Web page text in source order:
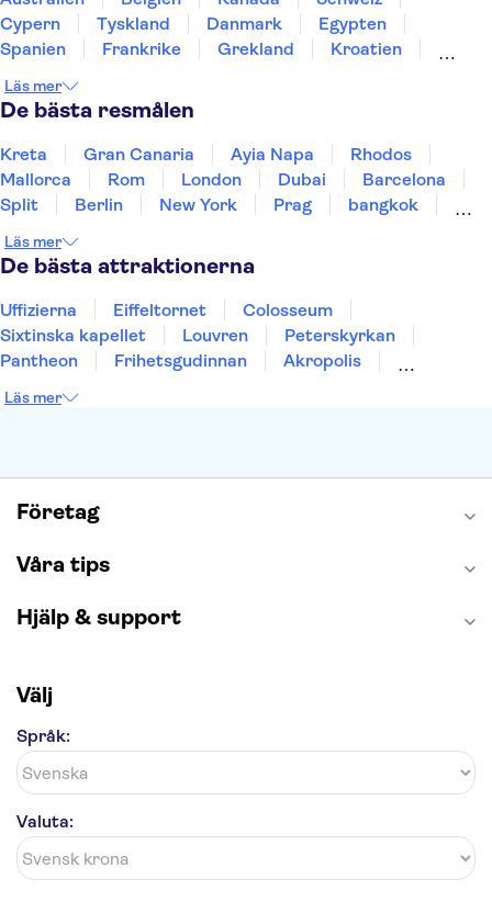
TUI Palma Marathon Mallorca 2026
Puerto Colon
Cypern
Tyskland Danmark
Egypten
Spanien
Frankrike Grekland
Kroatien
Sverige
Thailand
Läs mer
De bästa resmålen
Kreta Gran Canaria Ayia Napa
Rhodos
Mallorca
Rom London Dubai
Barcelona
Split
Berlin New York Prag
bangkok
Uppsala
Helsingborg
Läs mer
De bästa attraktionerna
Uffizierna Eiffeltornet
Colosseum
Sixtinska kapellet
Louvren
Peterskyrkan
Pantheon
Frihetsgudinnan
Akropolis
Burj Khalifa
Läs mer
Företag
Våra tips
Hjälp & support
Välj
Språk:
Valuta: